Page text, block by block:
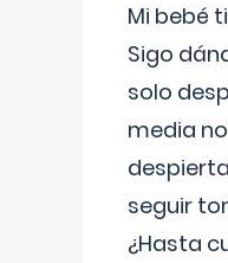
Mi bebé
Sigo
solo
media
seguir
¿Hasta